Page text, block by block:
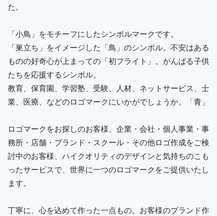
た。
「小鳥」をモチーフにしたシンボルマークです。
「巣立ち」をイメージした「鳥」のシンボル。不安はある
ものの好奇心が上まっての「初フライト」。がんばる子供
たちを応援するシンボル。
教育、保育園、学習塾、受験、人材、ネットサービス、士
業、医療、などのロゴマークにいかがでしょうか。「青」
ロゴマークをお探しのお客様、企業・会社・個人事業・事
務所・店舗・ブランド・スクール・その他ロゴ作成をご検
討中のお客様、ハイクオリティのデザインと気持ちのこも
ったサービスで、世界に一つのロゴマークをご提供いたし
ます。
丁寧に、心を込めて作った一点もの。お客様のブランド作